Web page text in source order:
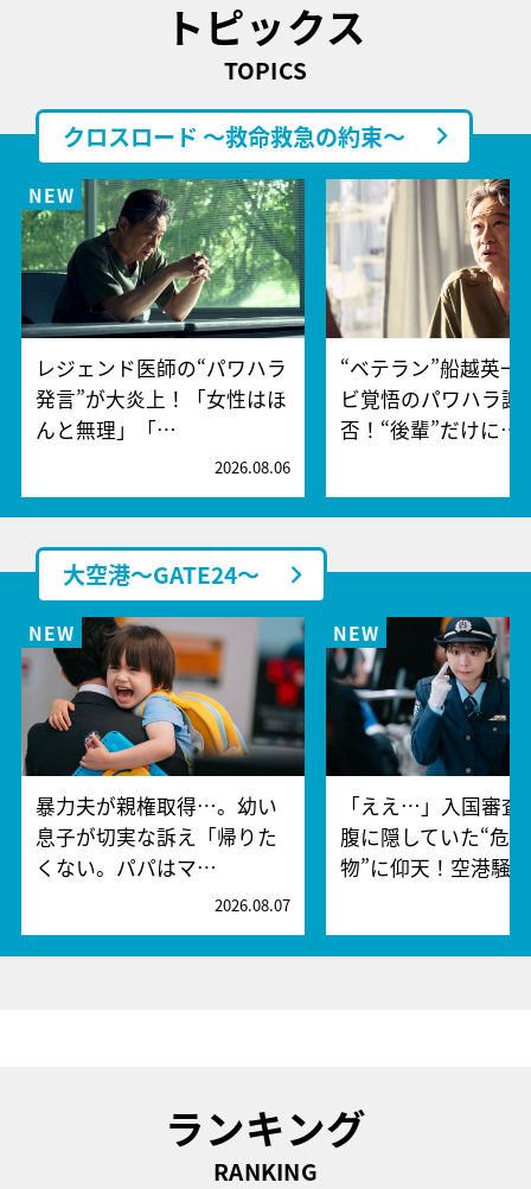
トピックス
TOPICS
クロスロード ～救命救急の約束～
レジェンド医師の“パワハラ
発言”が大炎上！「女性はほ
んと無理」「…
2026.08.06
“ベテラン”船越英一
ビ覚悟のパワハラ謝
否！“後輩”だけに…
大空港～GATE24～
暴力夫が親権取得…。幼い
息子が切実な訴え「帰りた
くない。パパはマ…
2026.08.07
「ええ…」入国審査
腹に隠していた“危
物”に仰天！空港騒
ランキング
RANKING